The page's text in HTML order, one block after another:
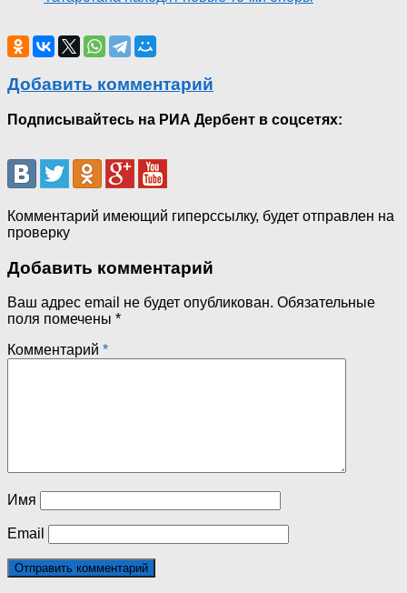
Добавить комментарий
Подписывайтесь на РИА Дербент в соцсетях:
Комментарий имеющий гиперссылку, будет отправлен на
проверку
Добавить комментарий
Ваш адрес email не будет опубликован. Обязательные
поля помечены *
Комментарий *
Имя
Email